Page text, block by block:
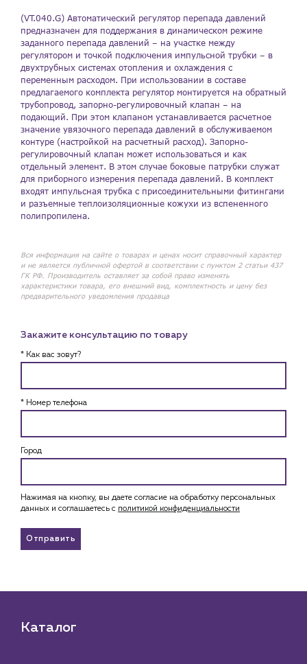
(VT.040.G) Автоматический регулятор перепада давлений
предназначен для поддержания в динамическом режиме
заданного перепада давлений – на участке между
регулятором и точкой подключения импульсной трубки – в
двухтрубных системах отопления и охлаждения с
переменным расходом. При использовании в составе
предлагаемого комплекта регулятор монтируется на обратный
трубопровод, запорно-регулировочный клапан – на
подающий. При этом клапаном устанавливается расчетное
значение увязочного перепада давлений в обслуживаемом
контуре (настройкой на расчетный расход). Запорно-
регулировочный клапан может использоваться и как
отдельный элемент. В этом случае боковые патрубки служат
для приборного измерения перепада давлений. В комплект
входят импульсная трубка с присоединительными фитингами
и разъемные теплоизоляционные кожухи из вспененного
полипропилена.
Вся информация на сайте о товарах и ценах носит справочный характер
и не является публичной офертой в соответствии с пунктом 2 статьи 437
ГК РФ. Производитель оставляет за собой право изменять
характеристики товара, его внешний вид, комплектность и цену без
предварительного уведомления продавца
Закажите консультацию по товару
* Как вас зовут?
* Номер телефона
Город
Нажимая на кнопку, вы даете согласие на обработку персональных
данных и соглашаетесь c политикой конфиденциальности
Отправить
Каталог